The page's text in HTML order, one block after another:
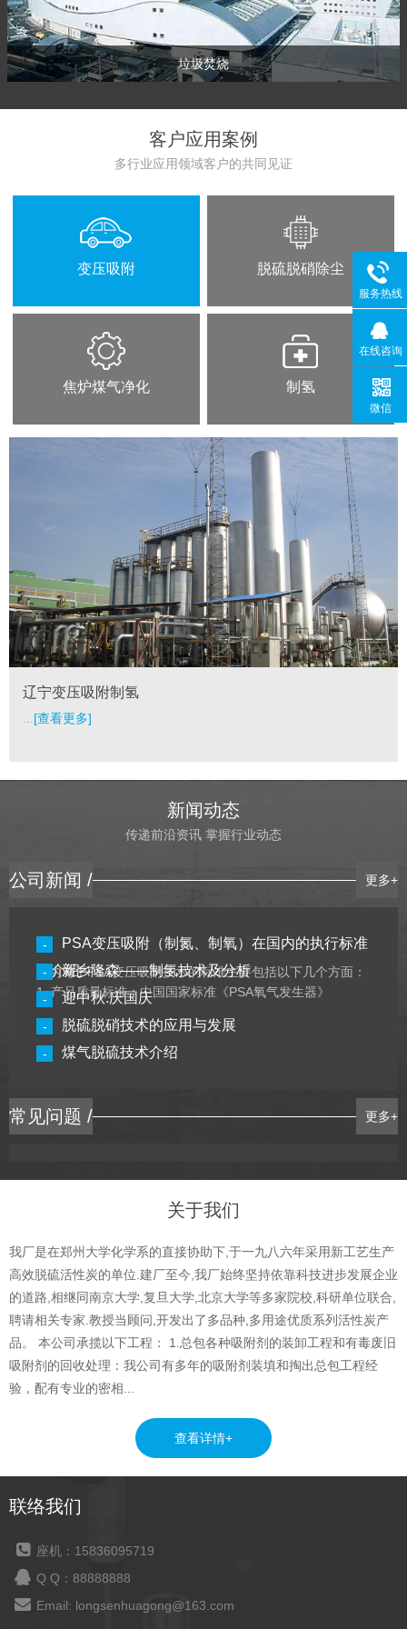
垃圾焚烧
客户应用案例
多行业应用领域客户的共同见证
变压吸附 脱硫脱硝除尘
焦炉煤气净化 制氢
辽宁变压吸附制氢
[查看更多]
新闻动态
传递前沿资讯 掌握行业动态
公司新闻 / 更多+
-
PSA变压吸附（制氮、制氧）在国内的执行标准
及介绍
国内对于PSA变压吸附技术的标准主要包括以下几个方面：
1. 产品质量标准：中国国家标准《PSA氧气发生器》
（GB/T 14472-2018）和《PSA氮气发生器》（GB/T
14471-2018）规定了PSA氧气发生器和PSA氮气发生器的
产品质量标准和测试方法。2. 设计和制造标准：中国国家标
- 新乡隆森——制氢技术及分析
- 迎中秋.庆国庆
- 脱硫脱硝技术的应用与发展
- 煤气脱硫技术介绍
常见问题 / 更多+
关于我们
我厂是在郑州大学化学系的直接协助下,于一九八六年采用新工艺生产
高效脱硫活性炭的单位.建厂至今,我厂始终坚持依靠科技进步发展企业
的道路,相继同南京大学,复旦大学,北京大学等多家院校,科研单位联合,
聘请相关专家.教授当顾问,开发出了多品种,多用途优质系列活性炭产
品。 本公司承揽以下工程： 1.总包各种吸附剂的装卸工程和有毒废旧
吸附剂的回收处理：我公司有多年的吸附剂装填和掏出总包工程经
验，配有专业的密相...
查看详情+
联络我们
座机：15836095719
Q Q：88888888
Email: longsenhuagong@163.com
服务热线
在线咨询
微信